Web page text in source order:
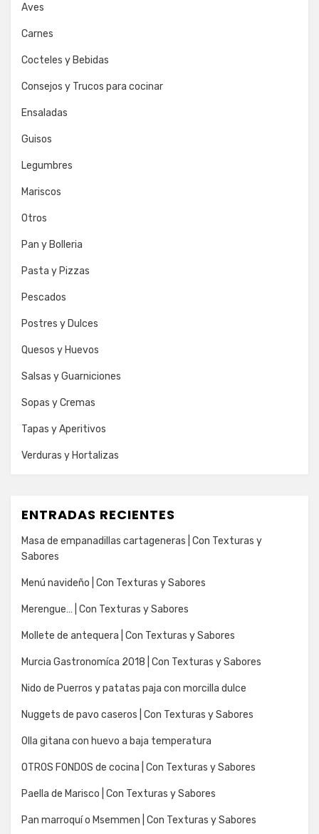
Aves
Carnes
Cocteles y Bebidas
Consejos y Trucos para cocinar
Ensaladas
Guisos
Legumbres
Mariscos
Otros
Pan y Bolleria
Pasta y Pizzas
Pescados
Postres y Dulces
Quesos y Huevos
Salsas y Guarniciones
Sopas y Cremas
Tapas y Aperitivos
Verduras y Hortalizas
ENTRADAS RECIENTES
Masa de empanadillas cartageneras | Con Texturas y
Sabores
Menú navideño | Con Texturas y Sabores
Merengue… | Con Texturas y Sabores
Mollete de antequera | Con Texturas y Sabores
Murcia Gastronomíca 2018 | Con Texturas y Sabores
Nido de Puerros y patatas paja con morcilla dulce
Nuggets de pavo caseros | Con Texturas y Sabores
Olla gitana con huevo a baja temperatura
OTROS FONDOS de cocina | Con Texturas y Sabores
Paella de Marisco | Con Texturas y Sabores
Pan marroquí o Msemmen | Con Texturas y Sabores